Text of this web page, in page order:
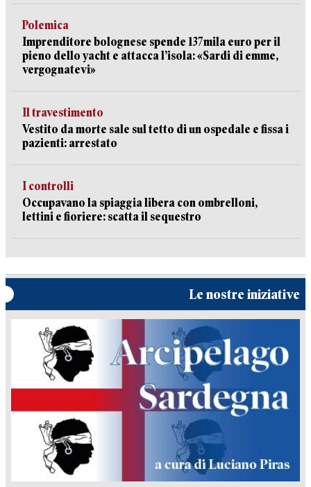
Polemica
Imprenditore bolognese spende 137mila euro per il
pieno dello yacht e attacca l’isola: «Sardi di emme,
vergognatevi»
Il travestimento
Vestito da morte sale sul tetto di un ospedale e fissa i
pazienti: arrestato
I controlli
Occupavano la spiaggia libera con ombrelloni,
lettini e fioriere: scatta il sequestro
Le nostre iniziative